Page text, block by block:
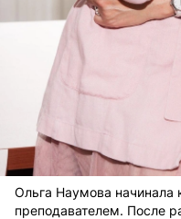
Ольга Наумова
преподавателем. После